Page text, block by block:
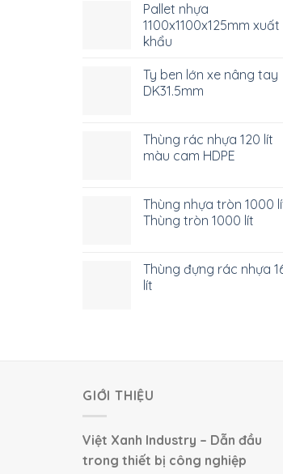
Pallet nhựa
1100x1100x125mm xuất
khẩu
Ty ben lớn xe nâng tay
DK31.5mm
Thùng rác nhựa 120 lít
màu cam HDPE
Thùng nhựa tròn 1000
Thùng tròn 1000 lít
Thùng đựng rác nhựa
lít
GIỚI THIỆU
Việt Xanh Industry – Dẫn đầu
trong thiết bị công nghiệp